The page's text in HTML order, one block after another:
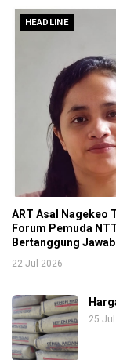
HEADLINE
ART Asal Nagekeo
Forum Pemuda
Bertanggung Jawab
22 Jul 2026
25